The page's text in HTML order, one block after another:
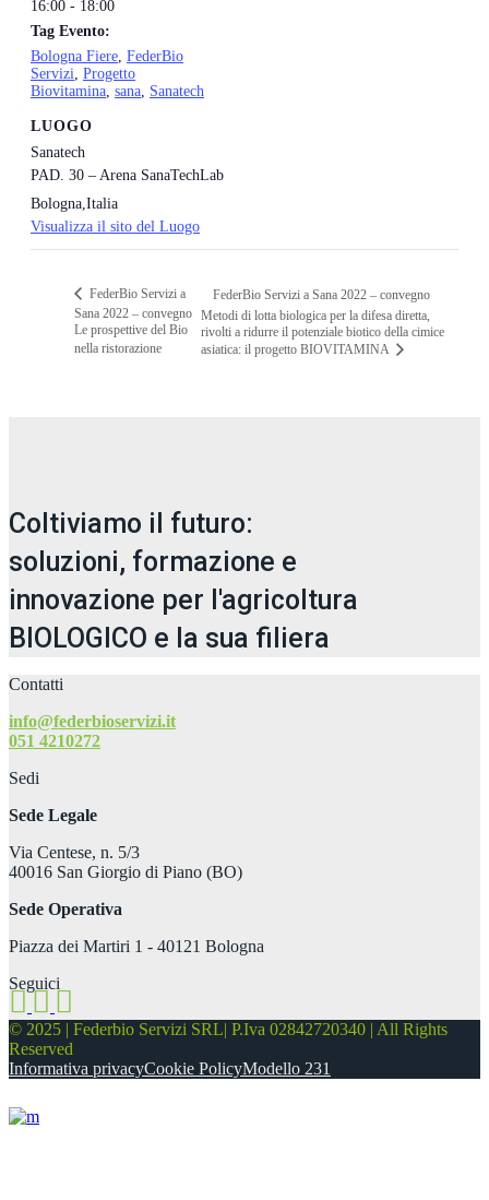
16:00 - 18:00
Tag Evento:
Bologna Fiere, FederBio
Servizi, Progetto
Biovitamina, sana, Sanatech
LUOGO
Sanatech
PAD. 30 – Arena SanaTechLab
Bologna Italia
Visualizza il sito del Luogo
FederBio Servizi a
Sana 2022 – convegno
Le prospettive del Bio
nella ristorazione
FederBio Servizi a Sana 2022 – convegno
Metodi di lotta biologica per la difesa diretta,
rivolti a ridurre il potenziale biotico della cimice
asiatica: il progetto BIOVITAMINA
Coltiviamo il futuro:
soluzioni, formazione e
innovazione per l'agricoltura
BIOLOGICO e la sua filiera
Contatti
info@federbioservizi.it
051 4210272
Sedi
Sede Legale
Via Centese, n. 5/3
40016 San Giorgio di Piano (BO)
Sede Operativa
Piazza dei Martiri 1 - 40121 Bologna
Seguici
© 2025 | Federbio Servizi SRL| P.Iva 02842720340 | All Rights
Reserved
Informativa privacyCookie PolicyModello 231